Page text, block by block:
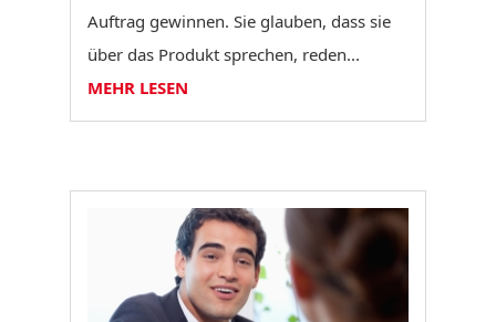
Auftrag gewinnen. Sie glauben, dass sie
über das Produkt sprechen, reden...
MEHR LESEN